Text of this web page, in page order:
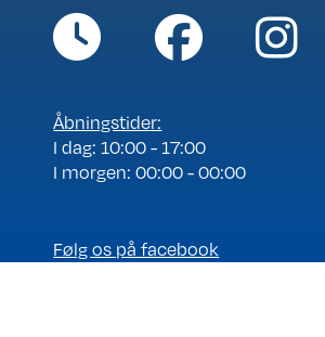
Åbningstider:
I dag: 10:00 - 17:00
I morgen: 00:00 - 00:00
Følg os på facebook